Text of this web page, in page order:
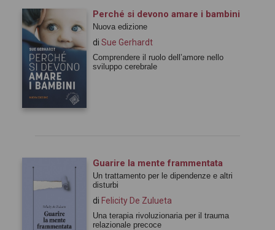
Perché si devono amare i bambini
Nuova edizione
di Sue Gerhardt
Comprendere il ruolo dell’amore nello
sviluppo cerebrale
Guarire la mente frammentata
Un trattamento per le dipendenze e altri
disturbi
di Felicity De Zulueta
Una terapia rivoluzionaria per il trauma
relazionale precoce